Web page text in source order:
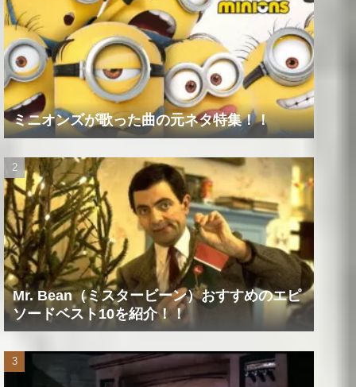
ミニオンズが歌った曲の元ネタ特集！！
Mr. Bean（ミスタービーン）おすすめのエピ
ソードベスト10を紹介！！